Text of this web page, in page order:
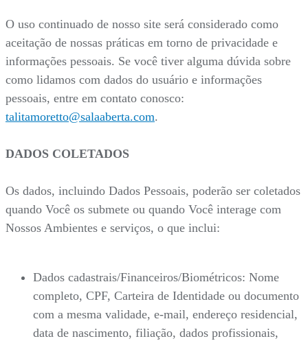
O uso continuado de nosso site será considerado como
aceitação de nossas práticas em torno de privacidade e
informações pessoais. Se você tiver alguma dúvida sobre
como lidamos com dados do usuário e informações
pessoais, entre em contato conosco:
talitamoretto@salaaberta.com.
DADOS COLETADOS
Os dados, incluindo Dados Pessoais, poderão ser coletados
quando Você os submete ou quando Você interage com
Nossos Ambientes e serviços, o que inclui:
Dados cadastrais/Financeiros/Biométricos: Nome
completo, CPF, Carteira de Identidade ou documento
com a mesma validade, e-mail, endereço residencial,
data de nascimento, filiação, dados profissionais,